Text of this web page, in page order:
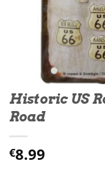
Historic US
Road
€8.99